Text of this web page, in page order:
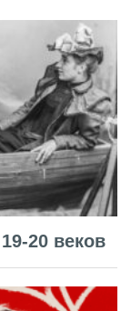
20 веков